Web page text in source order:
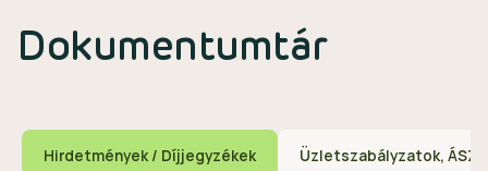
Dokumentumtár
Hirdetmények / Díjjegyzékek Üzletszabályzatok,